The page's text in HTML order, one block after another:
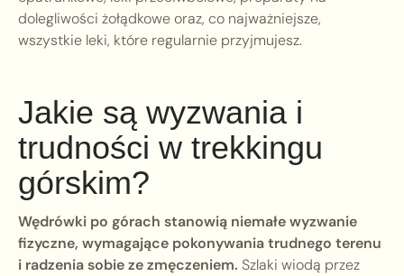
dolegliwości żołądkowe oraz, co najważniejsze,
wszystkie leki, które regularnie przyjmujesz.
Jakie są wyzwania i
trudności w trekkingu
górskim?
Wędrówki po górach stanowią niemałe wyzwanie
fizyczne, wymagające pokonywania trudnego terenu
i radzenia sobie ze zmęczeniem. Szlaki wiodą przez